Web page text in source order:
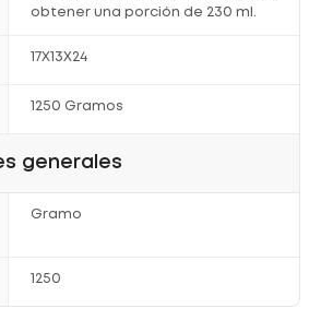
obtener una porción de 230 ml.
17X13X24
1250 Gramos
generales
Gramo
1250